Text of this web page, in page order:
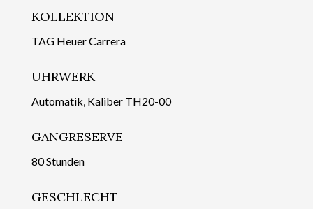
KOLLEKTION
TAG Heuer Carrera
UHRWERK
Automatik, Kaliber TH20-00
GANGRESERVE
80 Stunden
GESCHLECHT